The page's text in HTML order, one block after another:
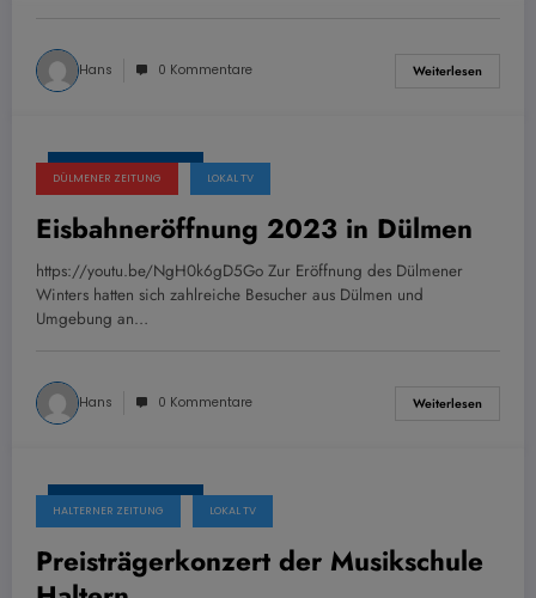
Hans 0 Kommentare Weiterlesen
29. November 2023
DÜLMENER ZEITUNG LOKAL TV
Eisbahneröffnung 2023 in Dülmen
https://youtu.be/NgH0k6gD5Go Zur Eröffnung des Dülmener
Winters hatten sich zahlreiche Besucher aus Dülmen und
Umgebung an…
Hans 0 Kommentare Weiterlesen
29. November 2023
HALTERNER ZEITUNG LOKAL TV
Preisträgerkonzert der Musikschule